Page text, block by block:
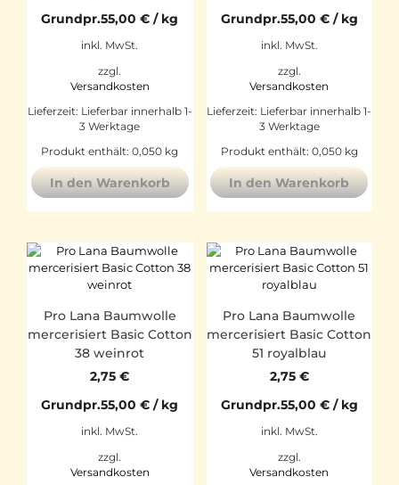
Grundpr.55,00€ / kg
inkl. MwSt.
zzgl.
Versandkosten
Lieferzeit: Lieferbar innerhalb 1-
3 Werktage
Produkt enthält: 0,050 kg
In den Warenkorb
Grundpr.55,00 €/ kg
inkl. MwSt.
zzgl.
Versandkosten
Lieferzeit: Lieferbar innerhalb 1-
3 Werktage
Produkt enthält: 0,050 kg
In den Warenkorb
Pro Lana Baumwolle
mercerisiert Basic Cotton
38 weinrot
2,75€
Grundpr.55,00€ / kg
inkl. MwSt.
zzgl.
Versandkosten
Pro Lana Baumwolle
mercerisiert Basic Cotton
51 royalblau
2,75 €
Grundpr.55,00 €/ kg
inkl. MwSt.
zzgl.
Versandkosten